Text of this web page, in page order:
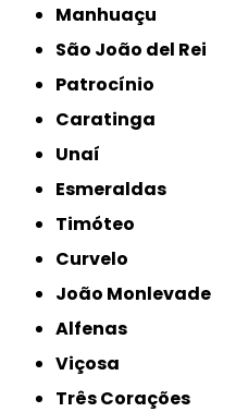
Manhuaçu
São João del Rei
Patrocínio
Caratinga
Unaí
Esmeraldas
Timóteo
Curvelo
João Monlevade
Alfenas
Viçosa
Três Corações